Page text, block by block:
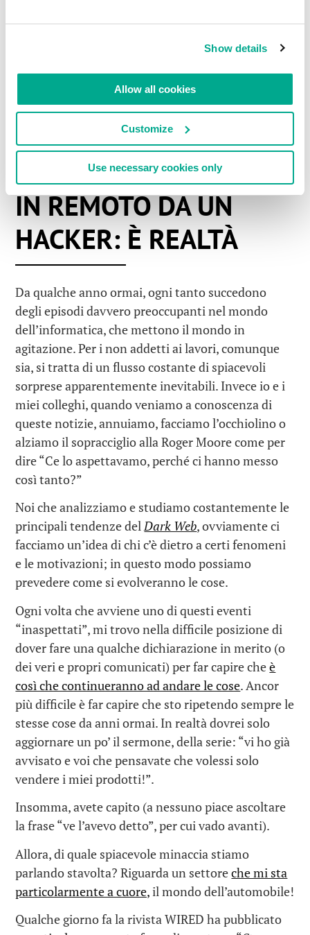
Show details
Allow all cookies
Customize
Use necessary cookies only
LUGLIO 24, 2015
AUTO CONTROLLATE
IN REMOTO DA UN
HACKER: È REALTÀ
Da qualche anno ormai, ogni tanto succedono
degli episodi davvero preoccupanti nel mondo
dell’informatica, che mettono il mondo in
agitazione. Per i non addetti ai lavori, comunque
sia, si tratta di un flusso costante di spiacevoli
sorprese apparentemente inevitabili. Invece io e i
miei colleghi, quando veniamo a conoscenza di
queste notizie, annuiamo, facciamo l’occhiolino o
alziamo il sopracciglio alla Roger Moore come per
dire “Ce lo aspettavamo, perché ci hanno messo
così tanto?”
Noi che analizziamo e studiamo costantemente le
principali tendenze delDark Web, ovviamente ci
facciamo un’idea di chi c’è dietro a certi fenomeni
e le motivazioni; in questo modo possiamo
prevedere come si evolveranno le cose.
Ogni volta che avviene uno di questi eventi
“inaspettati”, mi trovo nella difficile posizione di
dover fare una qualche dichiarazione in merito (o
dei veri e propri comunicati) per far capire cheè
così che continueranno ad andare le cose. Ancor
più difficile è far capire che sto ripetendo sempre le
stesse cose da anni ormai. In realtà dovrei solo
aggiornare un po’ il sermone, della serie: “vi ho già
avvisato e voi che pensavate che volessi solo
vendere i miei prodotti!”.
Insomma, avete capito (a nessuno piace ascoltare
la frase “ve l’avevo detto”, per cui vado avanti).
Allora, di quale spiacevole minaccia stiamo
parlando stavolta? Riguarda un settoreche mi sta
particolarmente a cuore,il mondo dell’automobile!
Qualche giorno fa la rivista WIRED ha pubblicato